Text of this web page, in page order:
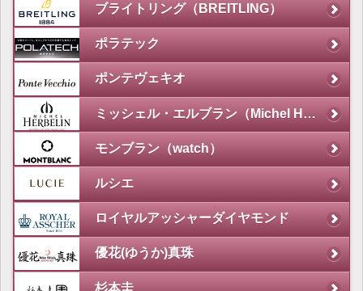
ブライトリング（BREITLING）
ポラテック
ポンテヴェキオ
ミッシェル・エルブラン（Michel Herbelin）
モンブラン（watch）
ルシエ
ロイヤルアッシャーダイヤモンド
優花(ゆうか)真珠
杉本圭